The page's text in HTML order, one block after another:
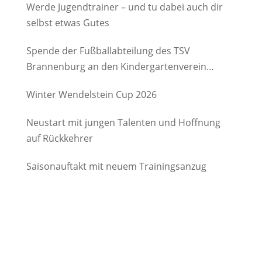
Werde Jugendtrainer – und tu dabei auch dir
selbst etwas Gutes
Spende der Fußballabteilung des TSV
Brannenburg an den Kindergartenverein
Winter Wendelstein Cup 2026
Neustart mit jungen Talenten und Hoffnung
auf Rückkehrer
Saisonauftakt mit neuem Trainingsanzug